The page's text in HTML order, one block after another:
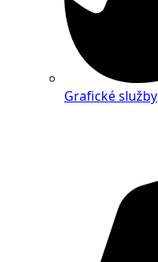
Grafické služby